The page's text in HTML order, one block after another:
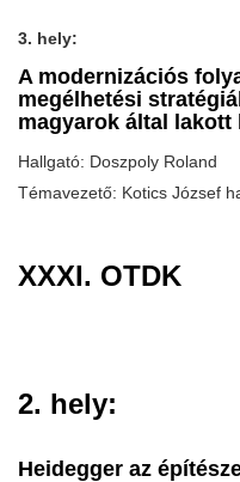
3. hely:
A modernizációs
megélhetési
magyarok által lakott
Hallgató: Doszpoly Roland
Témavezető: Kotics József
XXXI. OTDK
2. hely:
Heidegger az